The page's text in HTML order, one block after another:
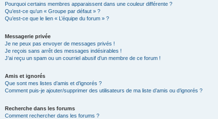
Pourquoi certains membres apparaissent dans une couleur différente ?
Qu’est-ce qu’un « Groupe par défaut » ?
Qu’est-ce que le lien « L’équipe du forum » ?
Messagerie privée
Je ne peux pas envoyer de messages privés !
Je reçois sans arrêt des messages indésirables !
J’ai reçu un spam ou un courriel abusif d’un membre de ce forum !
Amis et ignorés
Que sont mes listes d’amis et d’ignorés ?
Comment puis-je ajouter/supprimer des utilisateurs de ma liste d’amis ou d’ignorés ?
Recherche dans les forums
Comment rechercher dans les forums ?